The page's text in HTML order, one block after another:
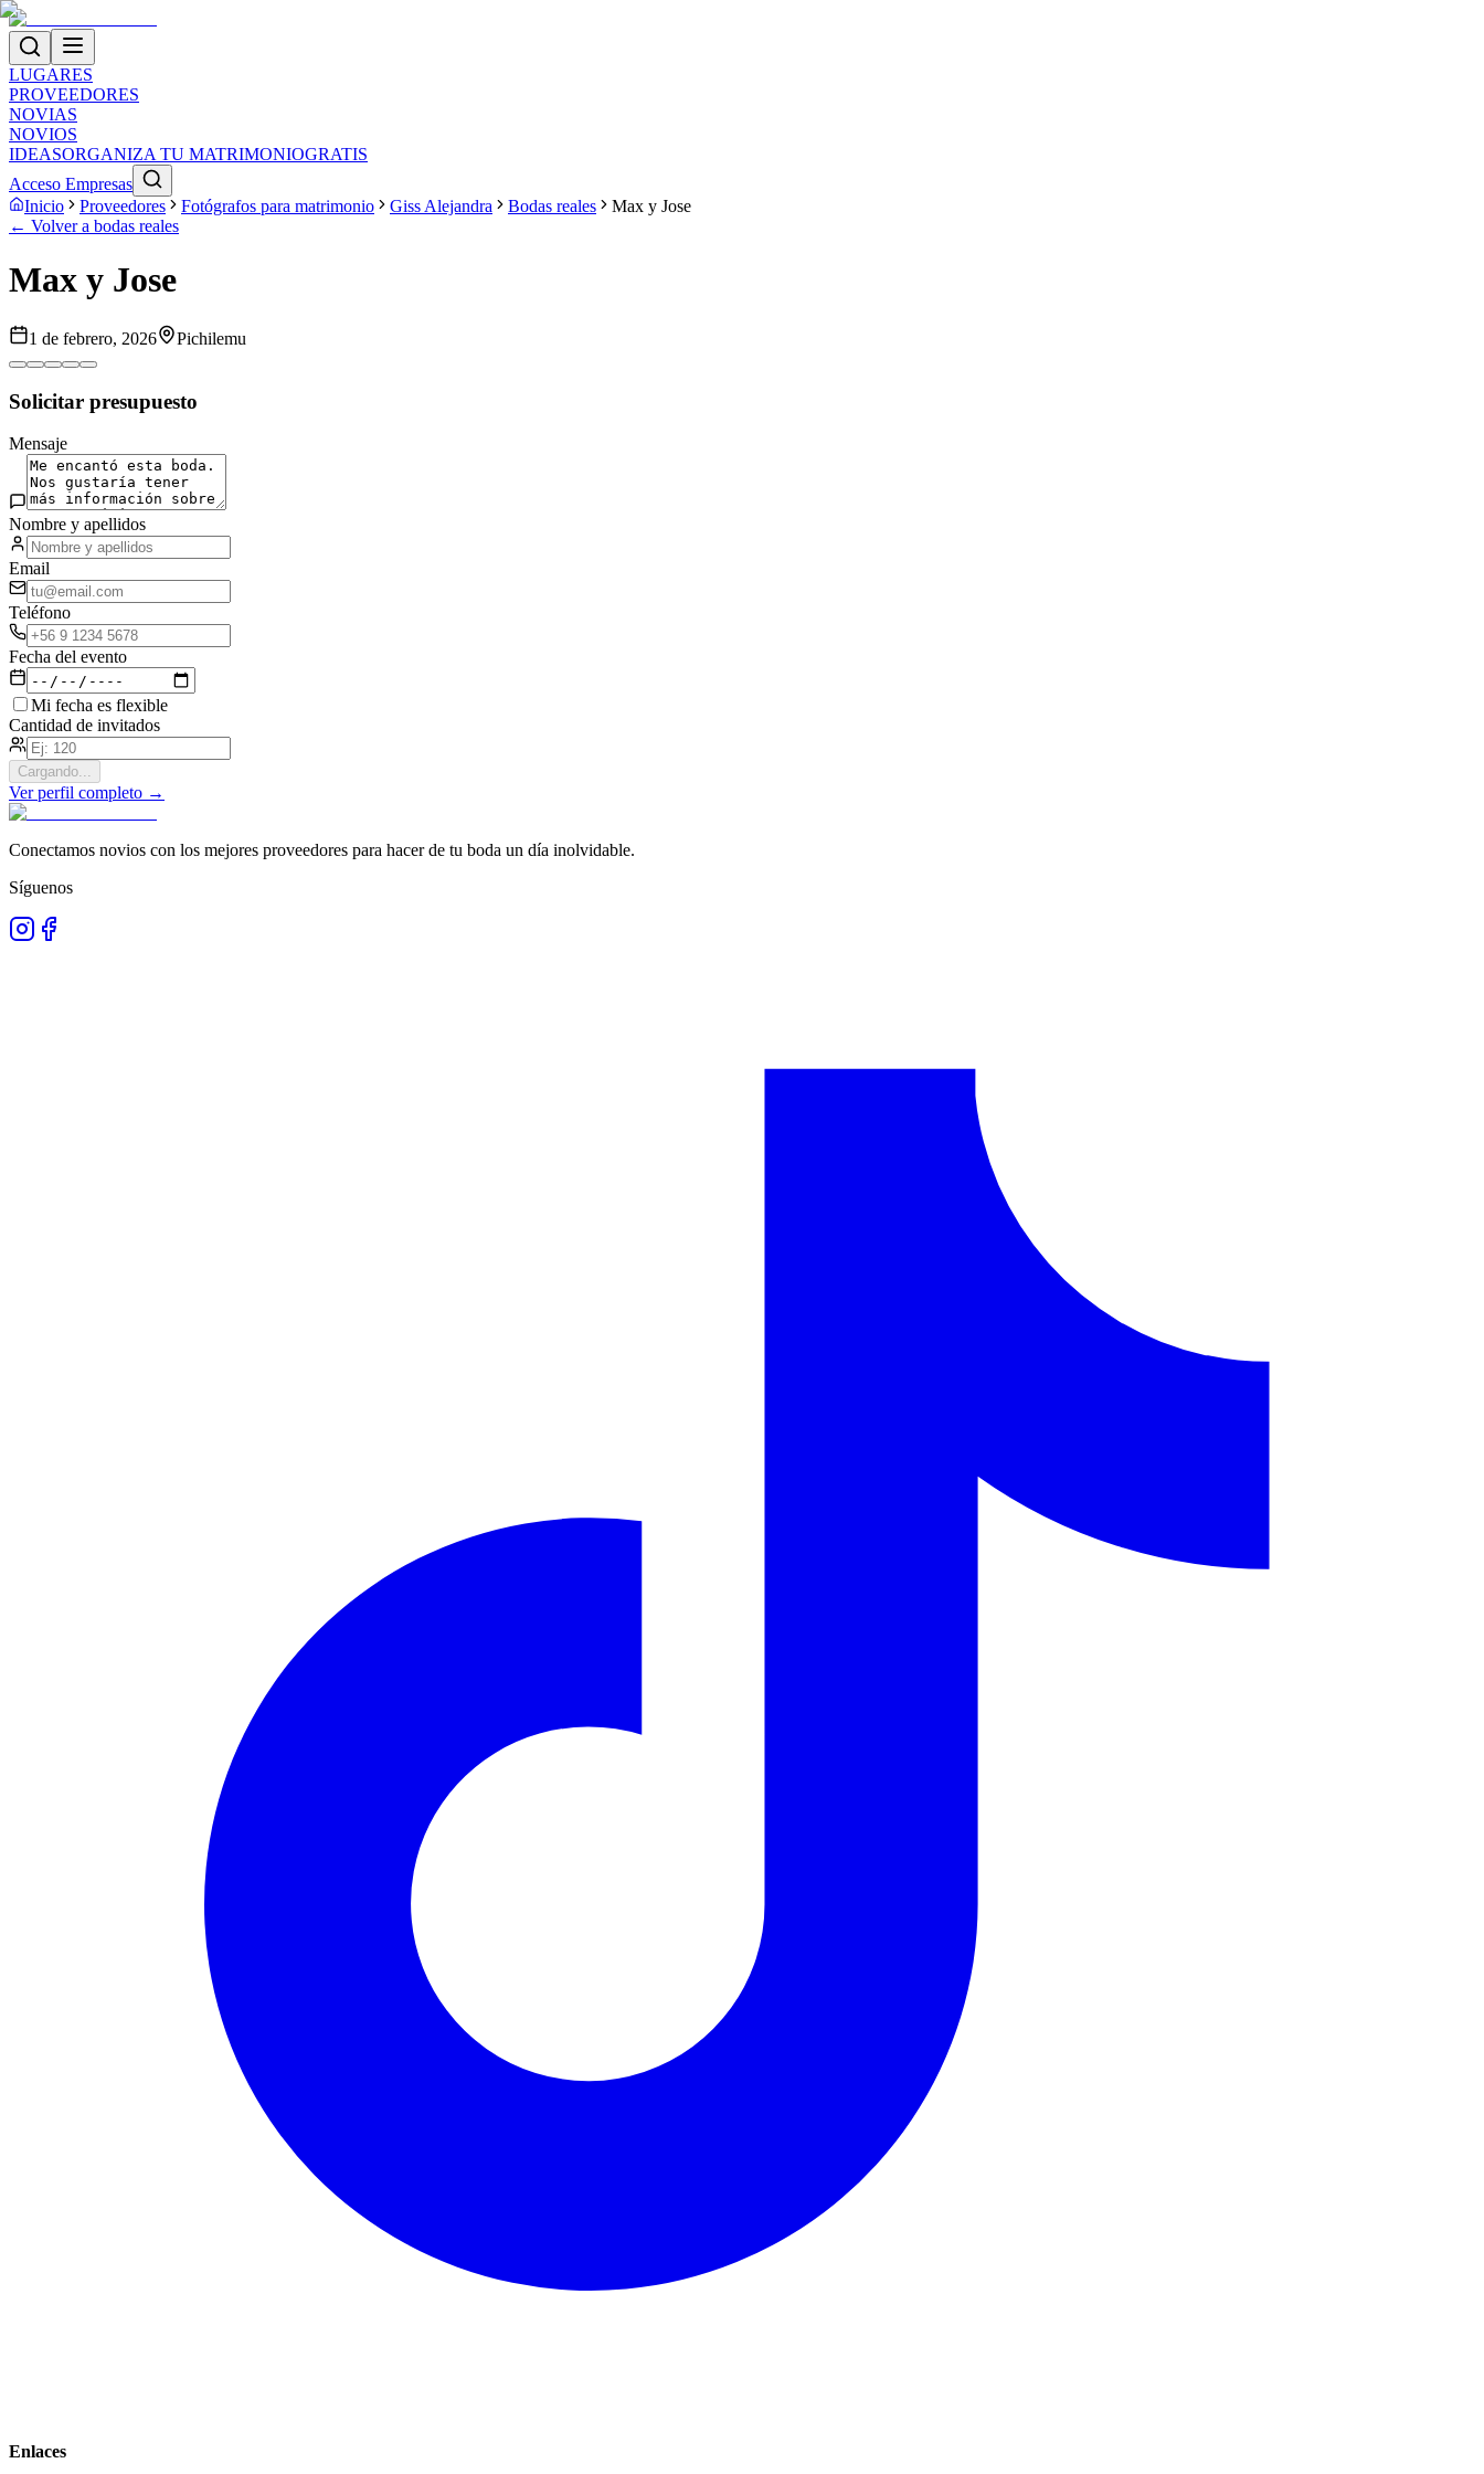
LUGARES
PROVEEDORES
NOVIAS
NOVIOS
IDEASORGANIZA TU MATRIMONIOGRATIS
Acceso Empresas
Inicio
Proveedores Fotógrafos para matrimonio Giss Alejandra Bodas reales
Max y Jose
← Volver a bodas reales
Max y Jose
1 de febrero, 2026 Pichilemu
Solicitar presupuesto
Mensaje
Nombre y apellidos
Email
Teléfono
Fecha del evento
Mi fecha es flexible
Cantidad de invitados
Cargando...
Ver perfil completo →
Conectamos novios con los mejores proveedores para hacer de tu boda un día inolvidable.
Síguenos
Enlaces